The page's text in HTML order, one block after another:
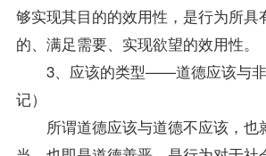
够实现其目的的效用性，是行为所具
的、满足需要、实现欲望的效用性。
3、应该的类型——道德应该与非
记）
所谓道德应该与道德不应该，也